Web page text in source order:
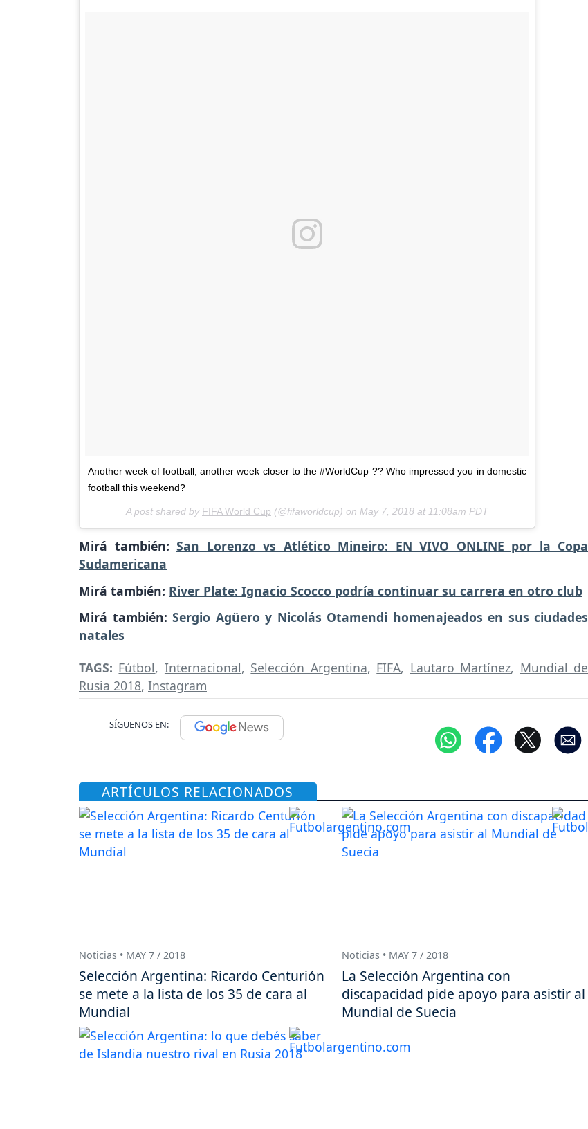
Another week of football, another week closer to the #WorldCup ?? Who impressed you in domestic
football this weekend?
A post shared by FIFA World Cup (@fifaworldcup) on May 7, 2018 at 11:08am PDT
Mirá también: San Lorenzo vs Atlético Mineiro: EN VIVO ONLINE por la Copa
Sudamericana
Mirá también: River Plate: Ignacio Scocco podría continuar su carrera en otro club
Mirá también: Sergio Agüero y Nicolás Otamendi homenajeados en sus ciudades
natales
TAGS: Fútbol, Internacional, Selección Argentina, FIFA, Lautaro Martínez, Mundial de
Rusia 2018, Instagram
SÍGUENOS EN:
ARTÍCULOS RELACIONADOS
Noticias • MAY 7 / 2018
Selección Argentina: Ricardo Centurión
se mete a la lista de los 35 de cara al
Mundial
Noticias • MAY 7 / 2018
La Selección Argentina con
discapacidad pide apoyo para asistir al
Mundial de Suecia